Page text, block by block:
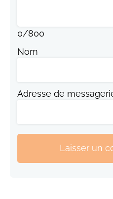
0/800
Nom
Adresse de
Laisser un